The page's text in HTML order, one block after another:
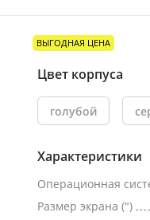
ВЫГОДНАЯ ЦЕНА
Цвет корпуса
голубой
Характеристики
Операционная
Размер экрана (")